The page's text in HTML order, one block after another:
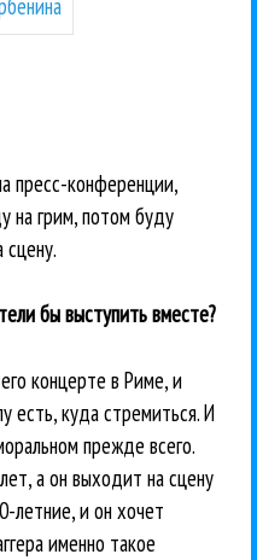
пресс-конференции,
на грим, потом буду
бы выступить вместе?
концерте в Риме, и
есть, куда стремиться. И
прежде всего.
а он выходит на сцену
летние, и он хочет
именно такое